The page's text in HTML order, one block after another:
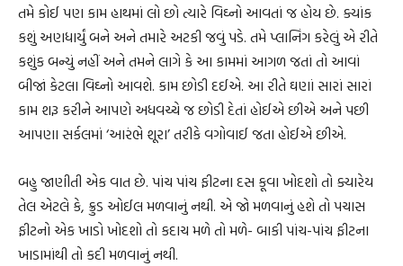
તમે કોઈ પણ કામ હાથમાં લો છો ત્યારે વિઘ્નો આવતાં જ હોય છે. ક્યાંક
કશું અણધાર્યું બને અને તમારે અટકી જવું પડે. તમે પ્લાનિંગ કરેલું એ રીતે
કશુંક બન્યું નહીં અને તમને લાગે કે આ કામમાં આગળ જતાં તો આવાં
બીજાં કેટલા વિઘ્નો આવશે. કામ છોડી દઈએ. આ રીતે ઘણાં સારાં સારાં
કામ શરૂ કરીને આપણે અધવચ્ચે જ છોડી દેતાં હોઈએ છીએ અને પછી
આપણા સર્કલમાં ‘આરંભે શૂરા’ તરીકે વગોવાઈ જતા હોઈએ છીએ.
બહુ જાણીતી એક વાત છે. પાંચ પાંચ ફીટના દસ કૂવા ખોદશો તો ક્યારેય
તેલ એટલે કે, ક્રુડ ઓઈલ મળવાનું નથી. એ જો મળવાનું હશે તો પચાસ
ફીટનો એક ખાડો ખોદશો તો કદાચ મળે તો મળે- બાકી પાંચ-પાંચ ફીટના
ખાડામાંથી તો કદી મળવાનું નથી.